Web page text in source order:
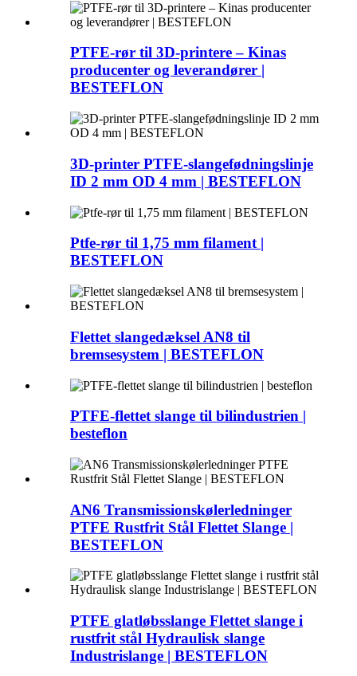
PTFE-rør til 3D-printere – Kinas
producenter og leverandører |
BESTEFLON
3D-printer PTFE-slangefødningslinje
ID 2 mm OD 4 mm | BESTEFLON
Ptfe-rør til 1,75 mm filament |
BESTEFLON
Flettet slangedæksel AN8 til
bremsesystem | BESTEFLON
PTFE-flettet slange til bilindustrien |
besteflon
AN6 Transmissionskølerledninger
PTFE Rustfrit Stål Flettet Slange |
BESTEFLON
PTFE glatløbsslange Flettet slange i
rustfrit stål Hydraulisk slange
Industrislange | BESTEFLON